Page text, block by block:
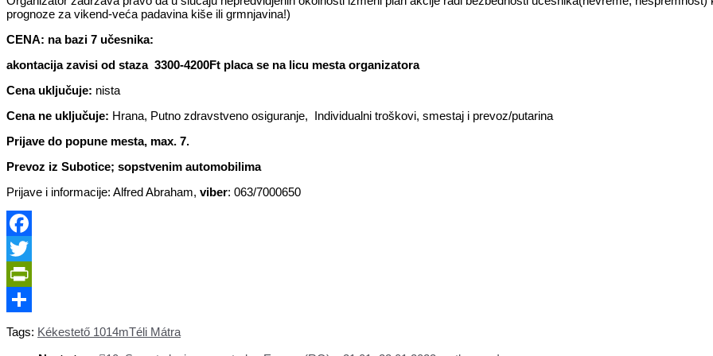
prognoze za vikend-veća padavina kiše ili grmnjavina!)
CENA: na bazi 7 učesnika:
akontacija zavisi od staza 3300-4200Ft placa se na licu mesta organizatora
Cena uključuje: nista
Cena ne uključuje: Hrana, Putno zdravstveno osiguranje, Individualni troškovi, smestaj i prevoz/putarina
Prijave do popune mesta, max. 7.
Prevoz iz Subotice; sopstvenim automobilima
Prijave i informacije: Alfred Abraham, viber: 063/7000650
Facebook
Twitter
PrintFriendly
Share
Tags: Kékestető 1014mTéli Mátra